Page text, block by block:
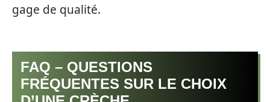
gage de qualité.
FAQ – QUESTIONS
FRÉQUENTES SUR LE CHOIX